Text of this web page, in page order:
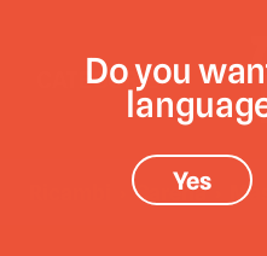
CATEGORIE
Ricambi › Carena ›
Do you
Yes